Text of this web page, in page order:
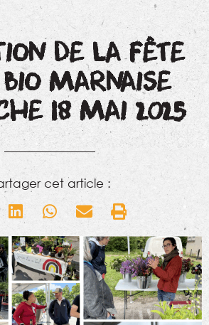
DE LA FÊTE
MARNAISE
18 MAI 2025
cet article :